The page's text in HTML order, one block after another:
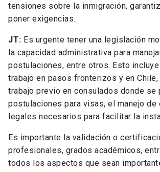
tensiones sobre la inmigración,
poner exigencias.
JT: Es urgente tener una legislación
la capacidad administrativa para
postulaciones, entre otros. Esto
trabajo en pasos fronterizos y en Chile,
trabajo previo en consulados donde se
postulaciones para visas, el manejo de
legales necesarios para facilitar la
Es importante la validación o
profesionales, grados académicos,
todos los aspectos que sean